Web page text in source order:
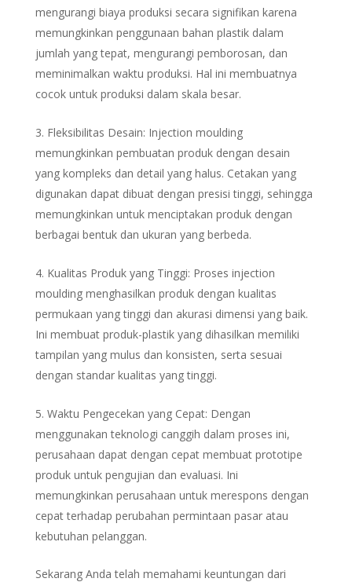
mengurangi biaya produksi secara signifikan karena
memungkinkan penggunaan bahan plastik dalam
jumlah yang tepat, mengurangi pemborosan, dan
meminimalkan waktu produksi. Hal ini membuatnya
cocok untuk produksi dalam skala besar.
Fleksibilitas Desain: Injection moulding
memungkinkan pembuatan produk dengan desain
yang kompleks dan detail yang halus. Cetakan yang
digunakan dapat dibuat dengan presisi tinggi, sehingga
memungkinkan untuk menciptakan produk dengan
berbagai bentuk dan ukuran yang berbeda.
Kualitas Produk yang Tinggi: Proses injection
moulding menghasilkan produk dengan kualitas
permukaan yang tinggi dan akurasi dimensi yang baik.
Ini membuat produk-plastik yang dihasilkan memiliki
tampilan yang mulus dan konsisten, serta sesuai
dengan standar kualitas yang tinggi.
Waktu Pengecekan yang Cepat: Dengan
menggunakan teknologi canggih dalam proses ini,
perusahaan dapat dengan cepat membuat prototipe
produk untuk pengujian dan evaluasi. Ini
memungkinkan perusahaan untuk merespons dengan
cepat terhadap perubahan permintaan pasar atau
kebutuhan pelanggan.
Sekarang Anda telah memahami keuntungan dari